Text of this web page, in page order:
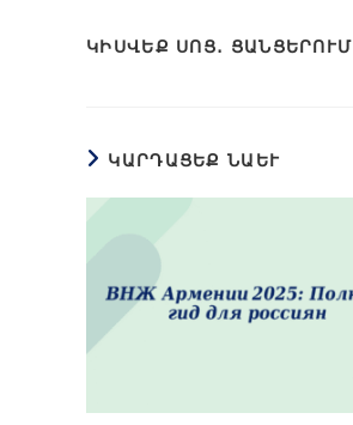
ԿԻՍՎԵՔ ՍՈՑ․ ՑԱՆՑԵՐՈՒՄ
ԿԱՐԴԱՑԵՔ ՆԱԵՒ